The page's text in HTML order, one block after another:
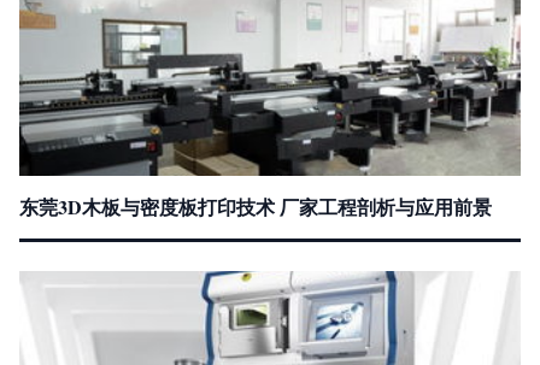
东莞3D木板与密度板打印技术 厂家工程剖析与应用前景